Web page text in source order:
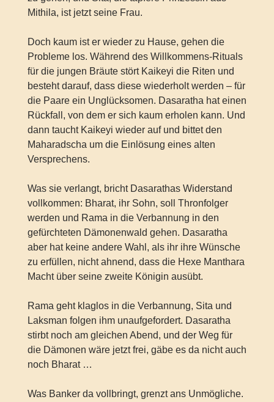
Mithila, ist jetzt seine Frau.
Doch kaum ist er wieder zu Hause, gehen die
Probleme los. Während des Willkommens-Rituals
für die jungen Bräute stört Kaikeyi die Riten und
besteht darauf, dass diese wiederholt werden – für
die Paare ein Unglücksomen. Dasaratha hat einen
Rückfall, von dem er sich kaum erholen kann. Und
dann taucht Kaikeyi wieder auf und bittet den
Maharadscha um die Einlösung eines alten
Versprechens.
Was sie verlangt, bricht Dasarathas Widerstand
vollkommen: Bharat, ihr Sohn, soll Thronfolger
werden und Rama in die Verbannung in den
gefürchteten Dämonenwald gehen. Dasaratha
aber hat keine andere Wahl, als ihr ihre Wünsche
zu erfüllen, nicht ahnend, dass die Hexe Manthara
Macht über seine zweite Königin ausübt.
Rama geht klaglos in die Verbannung, Sita und
Laksman folgen ihm unaufgefordert. Dasaratha
stirbt noch am gleichen Abend, und der Weg für
die Dämonen wäre jetzt frei, gäbe es da nicht auch
noch Bharat …
Was Banker da vollbringt, grenzt ans Unmögliche.